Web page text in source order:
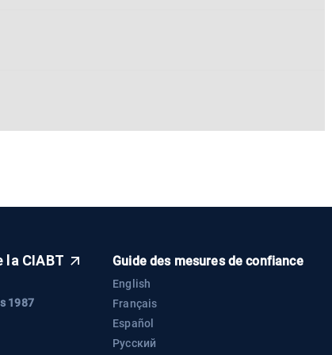
la CIABT
1987
Guide des mesures de confiance
English
Français
Español
Русский